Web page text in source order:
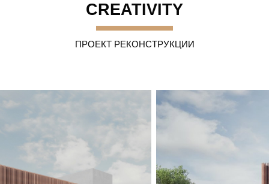
CREATIVITY
ПРОЕКТ РЕКОНСТРУКЦИИ